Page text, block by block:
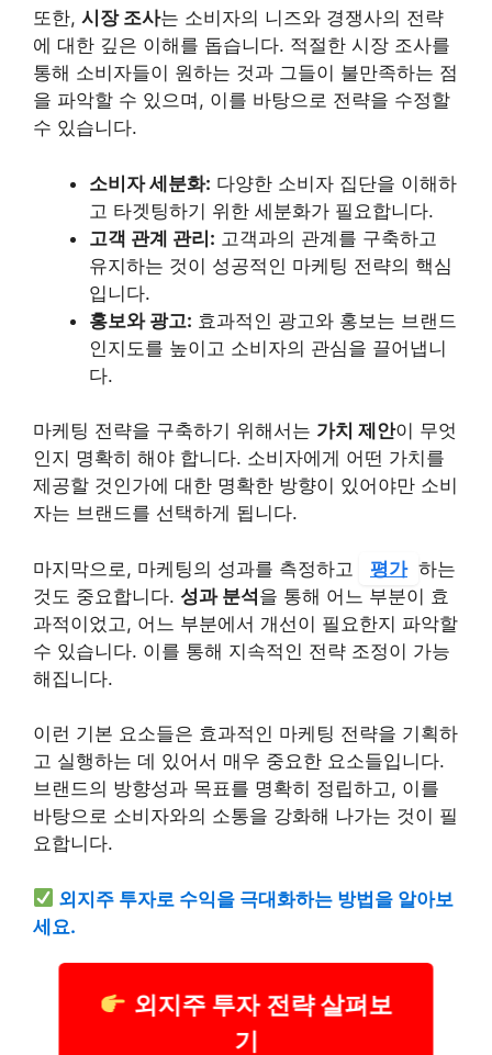
또한, 시장 조사는 소비자의 니즈와 경쟁사의 전략
에 대한 깊은 이해를 돕습니다. 적절한 시장 조사를
통해 소비자들이 원하는 것과 그들이 불만족하는 점
을 파악할 수 있으며, 이를 바탕으로 전략을 수정할
수 있습니다.
소비자 세분화: 다양한 소비자 집단을 이해하
고 타겟팅하기 위한 세분화가 필요합니다.
고객 관계 관리: 고객과의 관계를 구축하고
유지하는 것이 성공적인 마케팅 전략의 핵심
입니다.
홍보와 광고: 효과적인 광고와 홍보는 브랜드
인지도를 높이고 소비자의 관심을 끌어냅니
다.
마케팅 전략을 구축하기 위해서는 가치 제안이 무엇
인지 명확히 해야 합니다. 소비자에게 어떤 가치를
제공할 것인가에 대한 명확한 방향이 있어야만 소비
자는 브랜드를 선택하게 됩니다.
마지막으로, 마케팅의 성과를 측정하고 평가 하는
것도 중요합니다. 성과 분석을 통해 어느 부분이 효
과적이었고, 어느 부분에서 개선이 필요한지 파악할
수 있습니다. 이를 통해 지속적인 전략 조정이 가능
해집니다.
이런 기본 요소들은 효과적인 마케팅 전략을 기획하
고 실행하는 데 있어서 매우 중요한 요소들입니다.
브랜드의 방향성과 목표를 명확히 정립하고, 이를
바탕으로 소비자와의 소통을 강화해 나가는 것이 필
요합니다.
외지주 투자로 수익을 극대화하는 방법을 알아보
세요.
외지주 투자 전략 살펴보
기